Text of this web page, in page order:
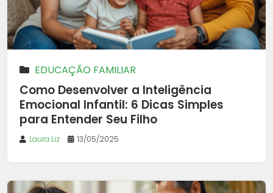
EDUCAÇÃO FAMILIAR
Como Desenvolver a Inteligência
Emocional Infantil: 6 Dicas Simples
para Entender Seu Filho
Laura Liz 13/05/2025